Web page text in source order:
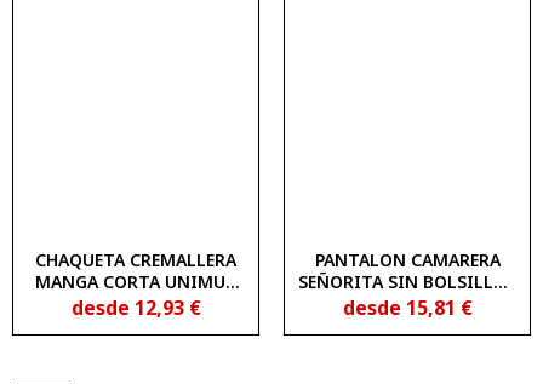
CHAQUETA CREMALLERA
MANGA CORTA UNIMUR
COLORS 1850201
desde 12,93 €
PANTALON CAMARERA
SEÑORITA SIN BOLSILLOS
UNIMUR 1530110
desde 15,81 €